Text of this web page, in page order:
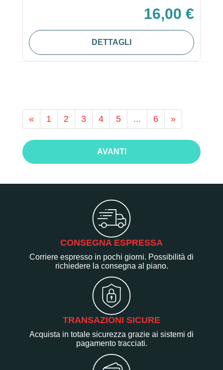
16,00 €
DETTAGLI
« 1 2 3 4 5 ... 6 »
AVANTI
CONSEGNA ESPRESSA
Corriere espresso in pochi giorni. Possibilità di
richiedere la consegna al piano.
TRANSAZIONI SICURE
Acquista in totale sicurezza grazie ai sistemi di
pagamento tracciati.